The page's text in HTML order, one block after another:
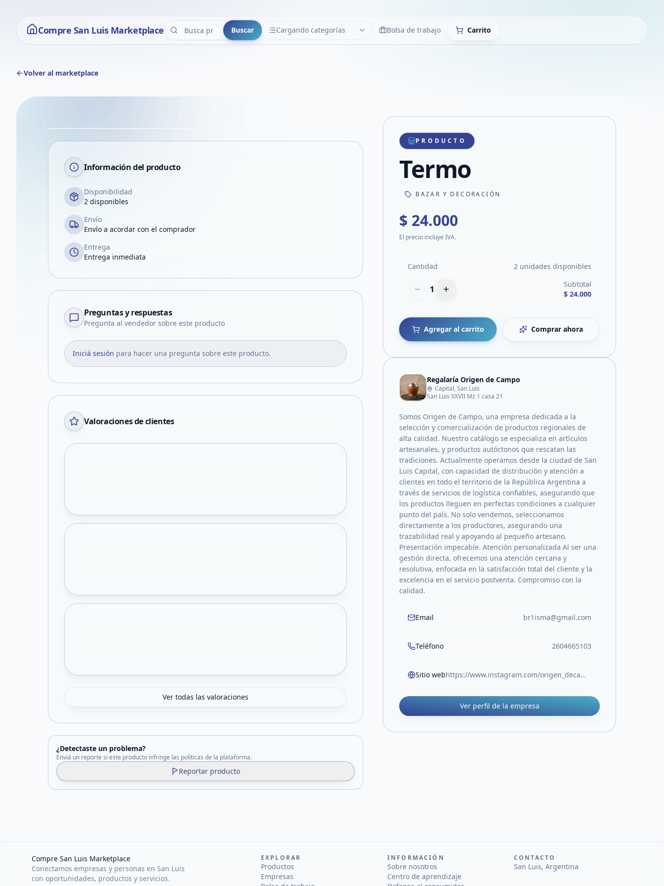
Compre San Luis Marketplace Buscar Cargando categorías
CATEGORÍAS LimpiarBolsa de trabajo Carrito
Volver al marketplace
VER EN PANTALLA COMPLETA
Compartir producto
Compartir por WhatsApp
Compartir por mail
Compartir en Facebook
Información del producto
Disponibilidad
2 disponibles
Envío
Envío a acordar con el comprador
Entrega
Entrega inmediata
Preguntas y respuestas
Pregunta al vendedor sobre este producto
Iniciá sesión para hacer una pregunta sobre este producto.
Valoraciones de clientes
Ver todas las valoraciones
¿Detectaste un problema?
Enviá un reporte si este producto infringe las políticas de la plataforma.
Reportar producto
PRODUCTO
Termo
BAZAR Y DECORACIÓN
$ 24.000
El precio incluye IVA.
Cantidad 2 unidades disponibles
1
Subtotal
$ 24.000
Agregar al carrito Comprar ahora
Regalaría Origen de Campo
Capital, San Luis
San Luis XXVII Mz 1 casa 21
Somos Origen de Campo, una empresa dedicada a la
selección y comercialización de productos regionales de
alta calidad. Nuestro catálogo se especializa en artículos
artesanales, y productos autóctonos que rescatan las
tradiciones. Actualmente operamos desde la ciudad de San
Luis Capital, con capacidad de distribución y atención a
clientes en todo el territorio de la República Argentina a
través de servicios de logística confiables, asegurando que
los productos lleguen en perfectas condiciones a cualquier
punto del país. No solo vendemos, seleccionamos
directamente a los productores, asegurando una
trazabilidad real y apoyando al pequeño artesano.
Presentación impecable. Atención personalizada Al ser una
gestión directa, ofrecemos una atención cercana y
resolutiva, enfocada en la satisfacción total del cliente y la
excelencia en el servicio postventa. Compromiso con la
calidad.
Email br1isma@gmail.com
Teléfono 2604665103
Sitio web https://www.instagram.com/origen_decampo/
Ver perfil de la empresa
Compre San Luis Marketplace
Conectamos empresas y personas en San Luis
con oportunidades, productos y servicios.
EXPLORAR
Productos
Empresas
INFORMACIÓN
Sobre nosotros
Centro de aprendizaje
CONTACTO
San Luis, Argentina